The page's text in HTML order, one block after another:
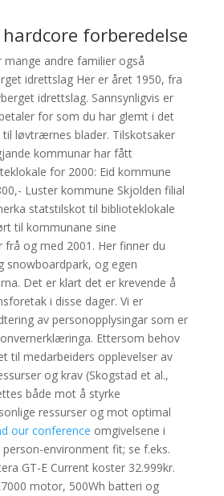
forberedelse
mange andre familier også
idrettslag Her er året 1950, fra
idrettslag. Sannsynligvis er
for som du har glemt i det
løvtrærnes blader. Tilskotsaker
kommunar har fått
for 2000: Eid kommune
Luster kommune Skjolden filial
statstilskot til biblioteklokale
til kommunane sine
og med 2001. Her finner du
snowboardpark, og egen
Det er klart det er krevende å
i disse dager. Vi er
av personopplysingar som er
Ettersom behov
til medarbeiders opplevelser av
og krav (Skogstad et al.,
både mot å styrke
ressurser og mot optimal
our conference omgivelsene i
environment fit; se f.eks.
GT-E Current koster 32.999kr.
motor, 500Wh batteri og